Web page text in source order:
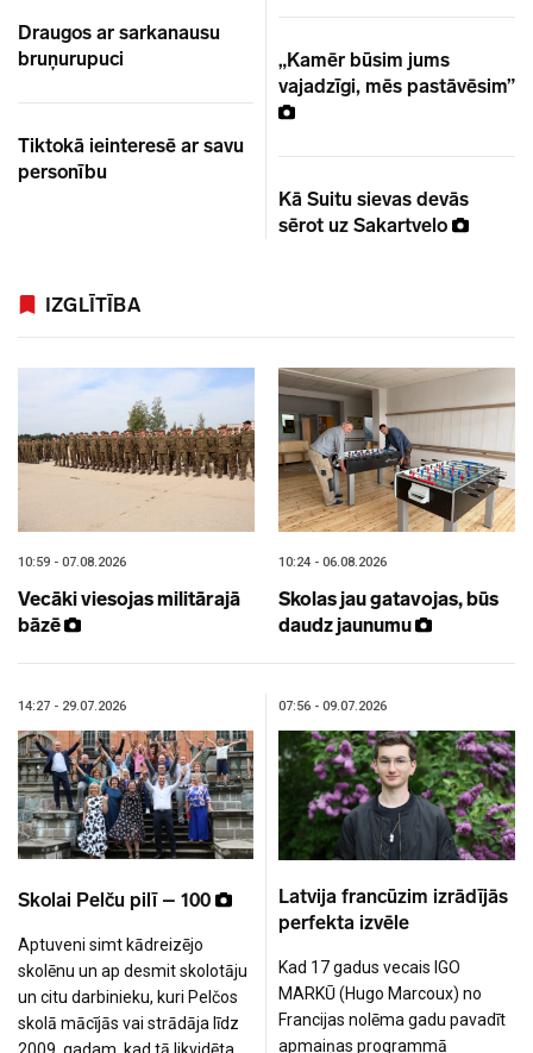
Draugos ar sarkanausu
bruņurupuci
Tiktokā ieinteresē ar savu
personību
„Kamēr būsim jums
vajadzīgi, mēs pastāvēsim”
Kā Suitu sievas devās
sērot uz Sakartvelo
IZGLĪTĪBA
10:59 - 07.08.2026
Vecāki viesojas militārajā
bāzē
10:24 - 06.08.2026
Skolas jau gatavojas, būs
daudz jaunumu
14:27 - 29.07.2026
Skolai Pelču pilī – 100
Aptuveni simt kādreizējo
skolēnu un ap desmit skolotāju
un citu darbinieku, kuri Pelčos
skolā mācījās vai strādāja līdz
07:56 - 09.07.2026
Latvija francūzim izrādījās
perfekta izvēle
Kad 17 gadus vecais IGO
MARKŪ (Hugo Marcoux) no
Francijas nolēma gadu pavadīt
apmaiņas programmā